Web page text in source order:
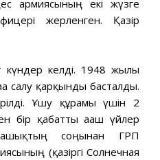
армиясының екі жүзге
жерленген. Қазір
күндер келді. 1948 жылы
салу қарқынды басталды.
Ұшу құрамы үшін 2
бір қабатты ағаш үйлер
соңынан ГРП
(қазіргі Солнечная